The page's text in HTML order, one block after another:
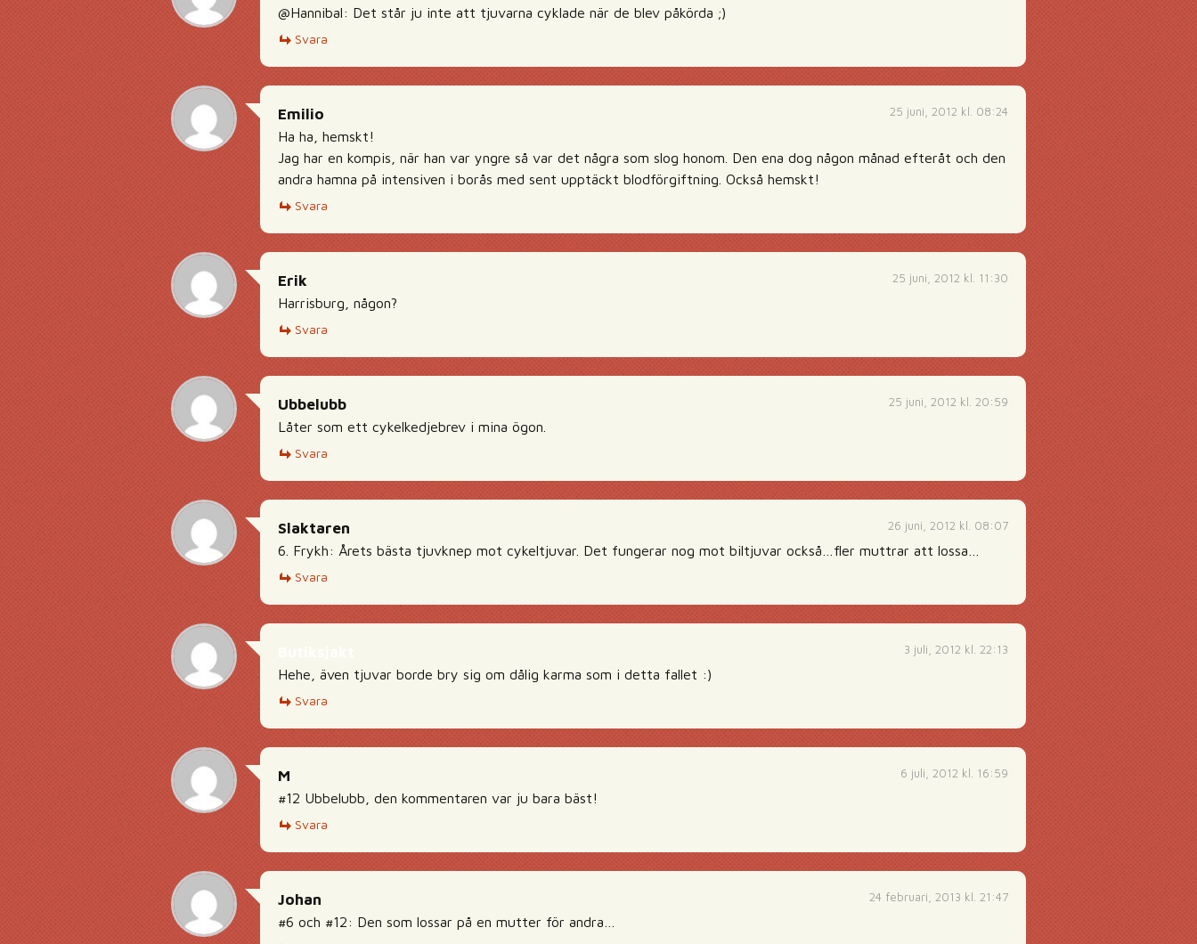
@Hannibal: Det står ju inte att tjuvarna cyklade när de blev påkörda ;)
Svara
25 juni, 2012 kl. 08:24
Emilio
Ha ha, hemskt!
Jag har en kompis, när han var yngre så var det några som slog honom. Den ena dog någon månad efteråt och den
andra hamna på intensiven i borås med sent upptäckt blodförgiftning. Också hemskt!
Svara
25 juni, 2012 kl. 11:30
Erik
Harrisburg, någon?
Svara
25 juni, 2012 kl. 20:59
Ubbelubb
Låter som ett cykelkedjebrev i mina ögon.
Svara
26 juni, 2012 kl. 08:07
Slaktaren
6. Frykh: Årets bästa tjuvknep mot cykeltjuvar. Det fungerar nog mot biltjuvar också…fler muttrar att lossa…
Svara
3 juli, 2012 kl. 22:13
Hehe, även tjuvar borde bry sig om dålig karma som i detta fallet :)
Svara
6 juli, 2012 kl. 16:59
M
#12 Ubbelubb, den kommentaren var ju bara bäst!
Svara
24 februari, 2013 kl. 21:47
Johan
#6 och #12: Den som lossar på en mutter för andra…